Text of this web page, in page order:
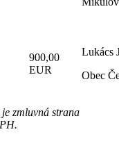
900,00
EUR
Lukács
Obec
zmluvná strana